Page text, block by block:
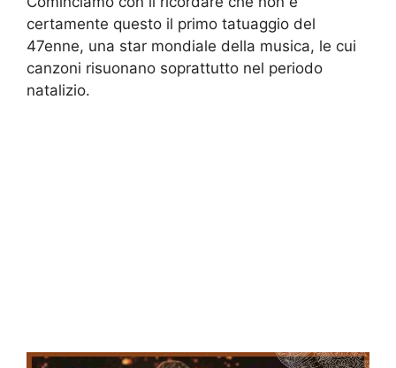
certamente questo il primo tatuaggio del
47enne, una star mondiale della musica, le cui
canzoni risuonano soprattutto nel periodo
natalizio.